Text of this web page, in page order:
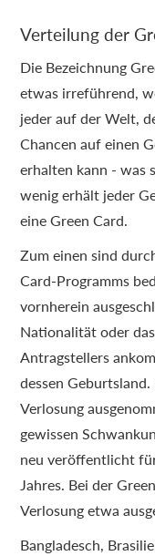
Verteilung der
Die Bezeichnung
etwas irreführend,
jeder auf der Welt,
Chancen auf einen
erhalten kann - was
wenig erhält jeder
eine Green Card.
Zum einen sind
Card-Programms
vornherein
Nationalität oder
Antragstellers
dessen
Verlosung
gewissen
neu veröffentlicht
Jahres. Bei der
Verlosung etwa
Bangladesch,